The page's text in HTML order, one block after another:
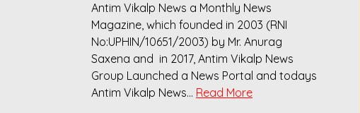
Antim Vikalp News a Monthly News
Magazine, which founded in 2003 (RNI
No:UPHIN/10651/2003) by Mr. Anurag
Saxena and in 2017, Antim Vikalp News
Group Launched a News Portal and todays
Antim Vikalp News… Read More